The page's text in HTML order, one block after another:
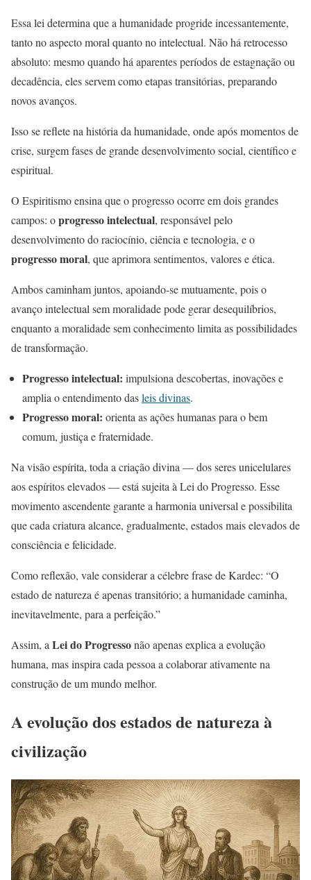
Essa lei determina que a humanidade progride incessantemente,
tanto no aspecto moral quanto no intelectual. Não há retrocesso
absoluto: mesmo quando há aparentes períodos de estagnação ou
decadência, eles servem como etapas transitórias, preparando
novos avanços.
Isso se reflete na história da humanidade, onde após momentos de
crise, surgem fases de grande desenvolvimento social, científico e
espiritual.
O Espiritismo ensina que o progresso ocorre em dois grandes
campos: oprogresso intelectual, responsável pelo
desenvolvimento do raciocínio, ciência e tecnologia, e o
progresso moral, que aprimora sentimentos, valores e ética.
Ambos caminham juntos, apoiando-se mutuamente, pois o
avanço intelectual sem moralidade pode gerar desequilíbrios,
enquanto a moralidade sem conhecimento limita as possibilidades
de transformação.
Progresso intelectual: impulsiona descobertas, inovações e
amplia o entendimento dasleis divinas.
Progresso moral: orienta as ações humanas para o bem
comum, justiça e fraternidade.
Na visão espírita, toda a criação divina — dos seres unicelulares
aos espíritos elevados — está sujeita à Lei do Progresso. Esse
movimento ascendente garante a harmonia universal e possibilita
que cada criatura alcance, gradualmente, estados mais elevados de
consciência e felicidade.
Como reflexão, vale considerar a célebre frase de Kardec: “O
estado de natureza é apenas transitório; a humanidade caminha,
inevitavelmente, para a perfeição.”
Assim, a Lei do Progressonão apenas explica a evolução
humana, mas inspira cada pessoa a colaborar ativamente na
construção de um mundo melhor.
A evolução dos estados de natureza à
civilização